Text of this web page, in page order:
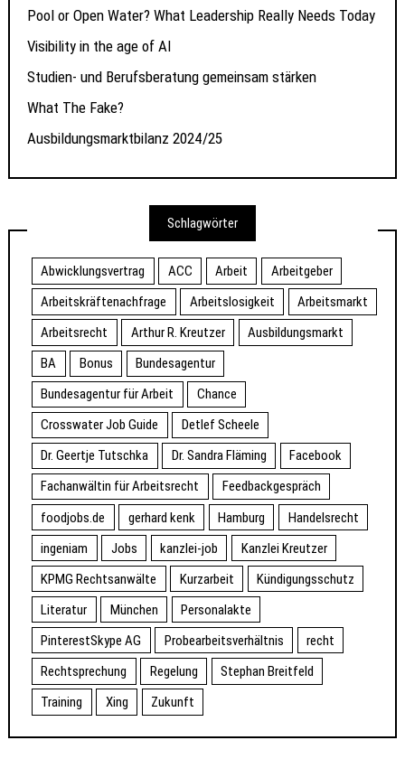
Pool or Open Water? What Leadership Really Needs Today
Visibility in the age of AI
Studien- und Berufsberatung gemeinsam stärken
What The Fake?
Ausbildungsmarktbilanz 2024/25
Schlagwörter
Abwicklungsvertrag ACC Arbeit
Arbeitgeber
Arbeitskräftenachfrage
Arbeitslosigkeit
Arbeitsmarkt
Arbeitsrecht
Arthur R. Kreutzer
Ausbildungsmarkt
BA
Bonus
Bundesagentur
Bundesagentur für Arbeit
Chance
Crosswater Job Guide
Detlef Scheele
Dr. Geertje Tutschka
Dr. Sandra Fläming
Facebook
Fachanwältin für Arbeitsrecht
Feedbackgespräch
foodjobs.de
gerhard kenk Hamburg
Handelsrecht
ingeniam
Jobs kanzlei-job
Kanzlei Kreutzer
KPMG Rechtsanwälte
Kurzarbeit
Kündigungsschutz
Literatur
München
Personalakte
PinterestSkype AG
Probearbeitsverhältnis
recht
Rechtsprechung
Regelung
Stephan Breitfeld
Training
Xing Zukunft